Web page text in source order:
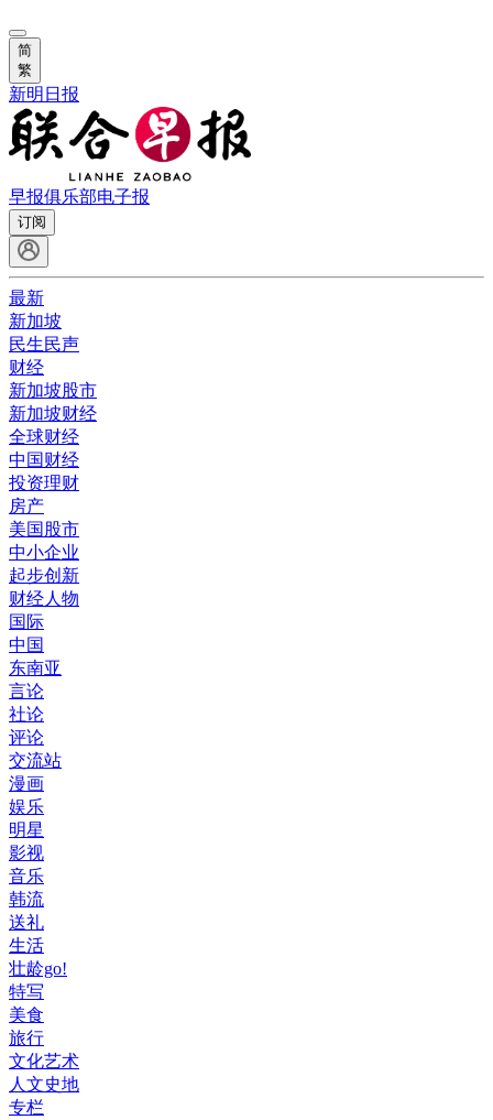
简
繁
新明日报
早报俱乐部电子报
订阅
最新
新加坡
民生民声
财经
新加坡股市
新加坡财经
全球财经
中国财经
投资理财
房产
美国股市
中小企业
起步创新
财经人物
国际
中国
东南亚
言论
社论
评论
交流站
漫画
娱乐
明星
影视
音乐
韩流
送礼
生活
壮龄go!
特写
美食
旅行
文化艺术
人文史地
专栏